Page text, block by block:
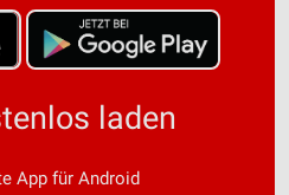
laden
App für Android